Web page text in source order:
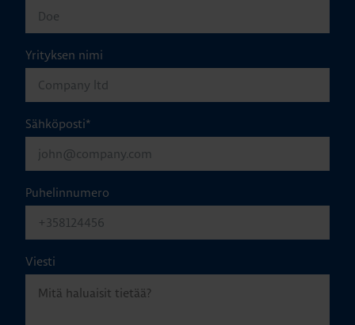
Yrityksen nimi
Sähköposti*
Puhelinnumero
Viesti